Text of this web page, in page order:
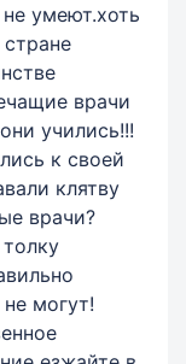
умеют.хоть
врачи
учились!!!
к своей
клятву
врачи?
могут!